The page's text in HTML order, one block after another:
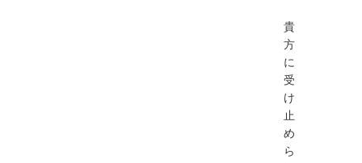
貴
方
に
受
け
止
め
ら